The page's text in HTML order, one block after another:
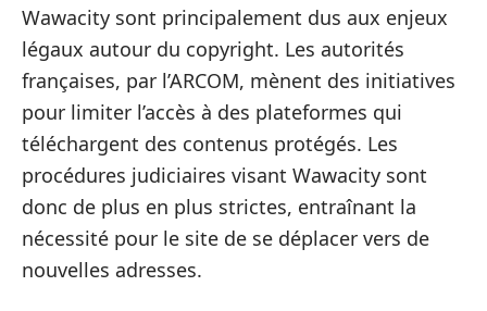
Wawacity sont principalement dus aux enjeux
légaux autour du copyright. Les autorités
françaises, par l’ARCOM, mènent des initiatives
pour limiter l’accès à des plateformes qui
téléchargent des contenus protégés. Les
procédures judiciaires visant Wawacity sont
donc de plus en plus strictes, entraînant la
nécessité pour le site de se déplacer vers de
nouvelles adresses.